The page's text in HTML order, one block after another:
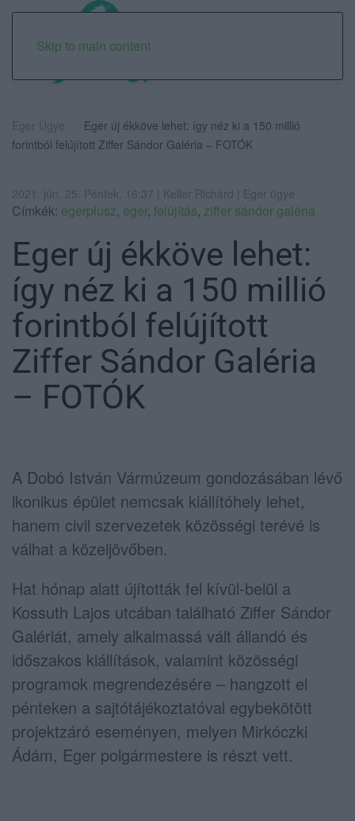
Skip to main content
Eger Ügye
Eger új ékköve lehet: így néz ki a 150 millió
forintból felújított Ziffer Sándor Galéria – FOTÓK
2021. jún. 25. Péntek, 16:37 | Keller Richárd | Eger ügye
Címkék: egerplusz, eger, felújítás, ziffer sándor galéria
Eger új ékköve lehet:
így néz ki a 150 millió
forintból felújított
Ziffer Sándor Galéria
– FOTÓK
A Dobó István Vármúzeum gondozásában lévő
ikonikus épület nemcsak kiállítóhely lehet,
hanem civil szervezetek közösségi terévé is
válhat a közeljövőben.
Hat hónap alatt újították fel kívül-belül a
Kossuth Lajos utcában található Ziffer Sándor
Galériát, amely alkalmassá vált állandó és
időszakos kiállítások, valamint közösségi
programok megrendezésére – hangzott el
pénteken a sajtótájékoztatóval egybekötött
projektzáró eseményen, melyen Mirkóczki
Ádám, Eger polgármestere is részt vett.